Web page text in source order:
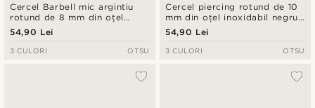
Cercel Barbell mic argintiu
rotund de 8 mm din oțel
chirurgical
54,90 Lei
3 CULORI OTSU
Cercel piercing rotund de 10
mm din oțel inoxidabil negru
răsucit
54,90 Lei
3 CULORI OTSU